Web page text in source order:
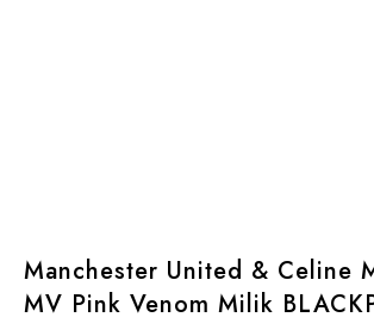
Manchester United & Celine
MV Pink Venom Milik